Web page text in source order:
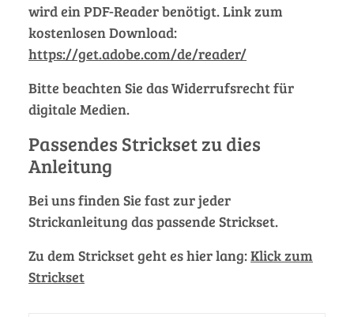
wird ein PDF-Reader benötigt. Link zum
kostenlosen Download:
https://get.adobe.com/de/reader/
Bitte beachten Sie das Widerrufsrecht für
digitale Medien.
Passendes Strickset zu dies
Anleitung
Bei uns finden Sie fast zur jeder
Strickanleitung das passende Strickset.
Zu dem Strickset geht es hier lang:Klick zum
Strickset